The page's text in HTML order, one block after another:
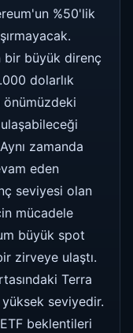
%50'lik
bir büyük direnç
dolarlık
önümüzdeki
zamanda
eden
seviyesi olan
mücadele
büyük spot
zirveye ulaştı.
Terra
seviyedir.
beklentileri